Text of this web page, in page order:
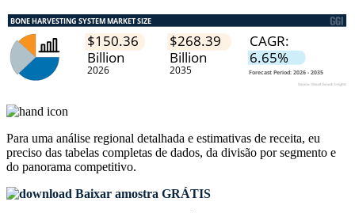
Para uma análise regional detalhada e estimativas de receita, eu
preciso das tabelas completas de dados, da divisão por segmento e
do panorama competitivo.
Baixar amostra GRÁTIS